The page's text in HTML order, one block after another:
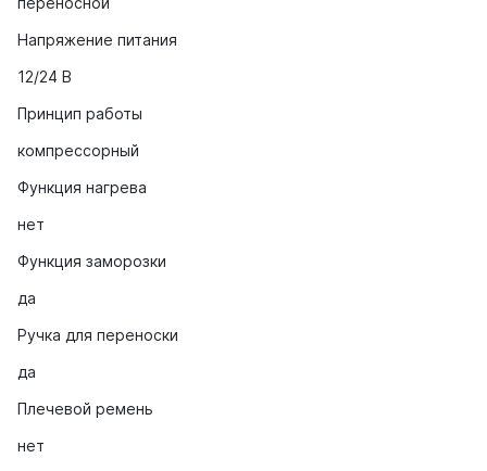
Напряжение питания
12/24 В
Принцип работы
компрессорный
Функция нагрева
нет
Функция заморозки
да
Ручка для переноски
да
Плечевой ремень
нет